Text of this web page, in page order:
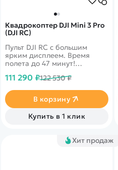
Квадрокоптер DJI Mini 3 Pro
(DJI RC)
Пульт DJI RC с большим
ярким дисплеем. Время
полета до 47 минут!
1/1,3-дюймовый CMOS-
10 км. Сопротивление ветру
до 38 км/ч (11 м/с)
111 290 ₽122 530 ₽
В корзину
Купить в 1 клик
Хит продаж